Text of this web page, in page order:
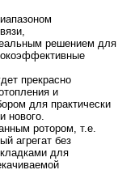
решением для
прекрасно
и
для практически
нового.
ротором, т.е.
агрегат без
для